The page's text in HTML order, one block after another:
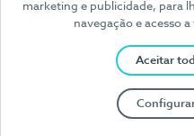
marketing e publicidade, para
navegação e acesso
Aceitar